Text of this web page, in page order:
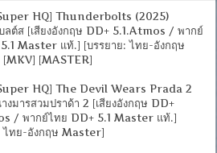
HQ] Thunderbolts (2025)
ลต์ส [เสียงอังกฤษ DD+ 5.1.Atmos / พากย์
Master แท้.] [บรรยาย: ไทย-อังกฤษ
[MASTER]
HQ] The Devil Wears Prada 2
งมารสวมปราด้า 2 [เสียงอังกฤษ DD+
/ พากย์ไทย DD+ 5.1 Master แท้.]
ไทย-อังกฤษ Master]